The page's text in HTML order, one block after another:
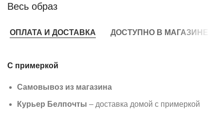
Весь образ
ОПЛАТА И ДОСТАВКА ДОСТУПНО В МАГАЗИНЕ
С примеркой
Самовывоз из магазина
Курьер Белпочты – доставка домой с примеркой